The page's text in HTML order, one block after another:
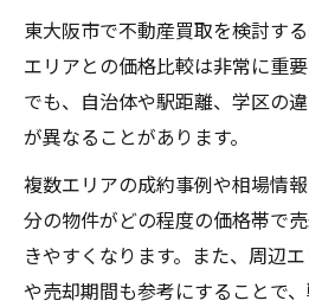
東大阪市で不動産買取を検討す
エリアとの価格比較は非常に重
でも、自治体や駅距離、学区の
が異なることがあります。
複数エリアの成約事例や相場情
分の物件がどの程度の価格帯で
きやすくなります。また、周辺
や売却期間も参考にすることで